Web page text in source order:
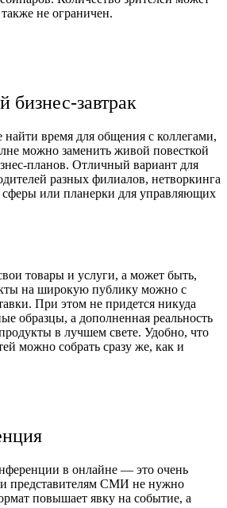
не ограничен.
бизнес-завтрак
найти время для общения с коллегами,
можно заменить живой повесткой
планов. Отличный вариант для
разных филиалов, нетворкинга
сферы или планерки для управляющих
товары и услуги, а может быть,
на широкую публику можно с
При этом не придется никуда
образцы, а дополненная реальность
в лучшем свете. Удобно, что
можно собрать сразу же, как и
в онлайне — это очень
представителям СМИ не нужно
повышает явку на событие, а